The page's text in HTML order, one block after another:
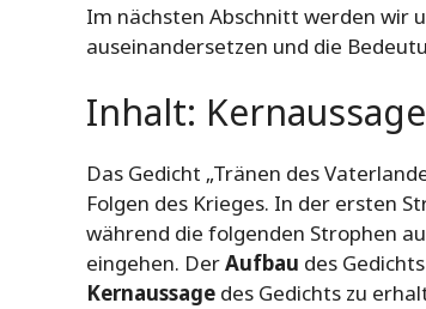
Im nächsten Abschnitt werden wir
auseinandersetzen und die
Inhalt:
Das Gedicht „Tränen des
Folgen des Krieges. In der ersten
während die folgenden Strophen
eingehen. DerAufbau des
Kernaussage des Gedichts zu